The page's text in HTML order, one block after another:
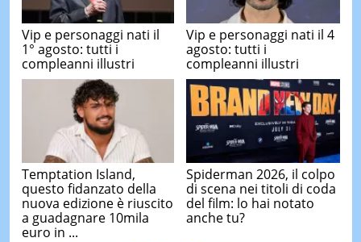
Vip e personaggi nati il
1° agosto: tutti i
compleanni illustri
Vip e personaggi nati il 4
agosto: tutti i
compleanni illustri
Temptation Island,
questo fidanzato della
nuova edizione è riuscito
a guadagnare 10mila
euro in ...
Spiderman 2026, il colpo
di scena nei titoli di coda
del film: lo hai notato
anche tu?